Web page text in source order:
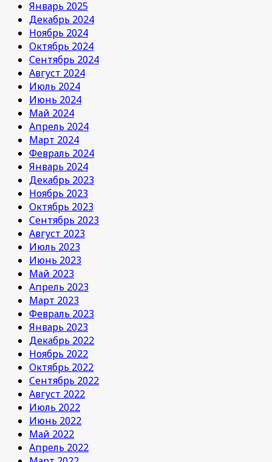
Январь 2025
Декабрь 2024
Ноябрь 2024
Октябрь 2024
Сентябрь 2024
Август 2024
Июль 2024
Июнь 2024
Май 2024
Апрель 2024
Март 2024
Февраль 2024
Январь 2024
Декабрь 2023
Ноябрь 2023
Октябрь 2023
Сентябрь 2023
Август 2023
Июль 2023
Июнь 2023
Май 2023
Апрель 2023
Март 2023
Февраль 2023
Январь 2023
Декабрь 2022
Ноябрь 2022
Октябрь 2022
Сентябрь 2022
Август 2022
Июль 2022
Июнь 2022
Май 2022
Апрель 2022